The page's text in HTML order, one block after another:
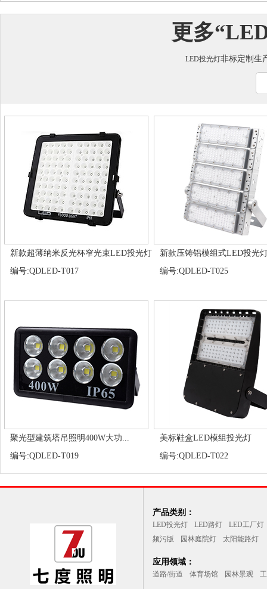
更多“
LED投光灯非标定制生产咨
新款超薄纳米反光杯窄光束LED投光灯
编号:QDLED-T017
新款压铸铝模组式LED投光
编号:QDLED-T025
聚光型建筑塔吊照明400W大功...
编号:QDLED-T019
美标鞋盒LED模组投光灯
编号:QDLED-T022
产品类别：
LED投光灯 LED路灯
LED工厂灯
频污版
园林庭院灯 太阳能路灯
应用领域：
道路/街道 体育场馆 园林景观